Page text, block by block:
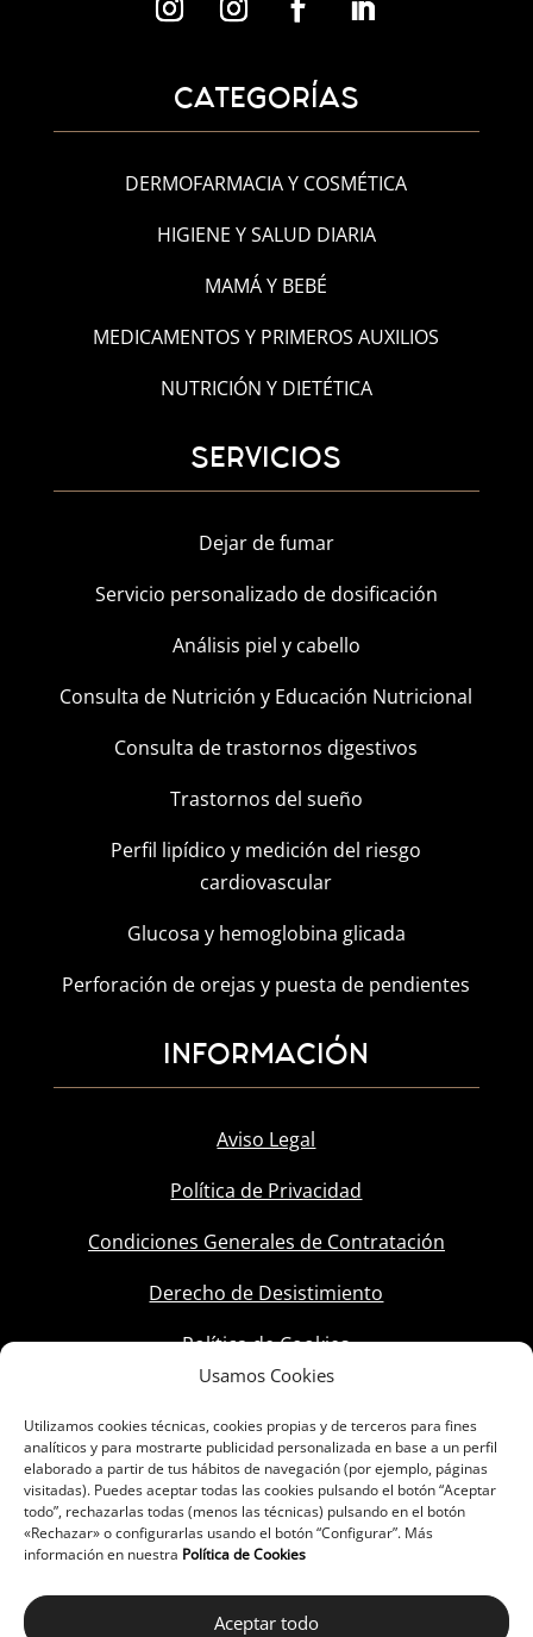
Usamos Cookies
Utilizamos cookies técnicas, cookies propias y de terceros para fines
analíticos y para mostrarte publicidad personalizada en base a un perfil
elaborado a partir de tus hábitos de navegación (por ejemplo, páginas
visitadas). Puedes aceptar todas las cookies pulsando el botón “Aceptar
todo”, rechazarlas todas (menos las técnicas) pulsando en el botón
«Rechazar» o configurarlas usando el botón “Configurar”. Más
información en nuestra Política de Cookies
Aceptar todo
CATEGORÍAS
DERMOFARMACIA Y COSMÉTICA
HIGIENE Y SALUD DIARIA
MAMÁ Y BEBÉ
MEDICAMENTOS Y PRIMEROS AUXILIOS
NUTRICIÓN Y DIETÉTICA
SERVICIOS
Dejar de fumar
Servicio personalizado de dosificación
Análisis piel y cabello
Consulta de Nutrición y Educación Nutricional
Consulta de trastornos digestivos
Trastornos del sueño
Perfil lipídico y medición del riesgo
cardiovascular
Glucosa y hemoglobina glicada
Perforación de orejas y puesta de pendientes
INFORMACIÓN
Aviso Legal
Política de Privacidad
Condiciones Generales de Contratación
Derecho de Desistimiento
Política de Cookies